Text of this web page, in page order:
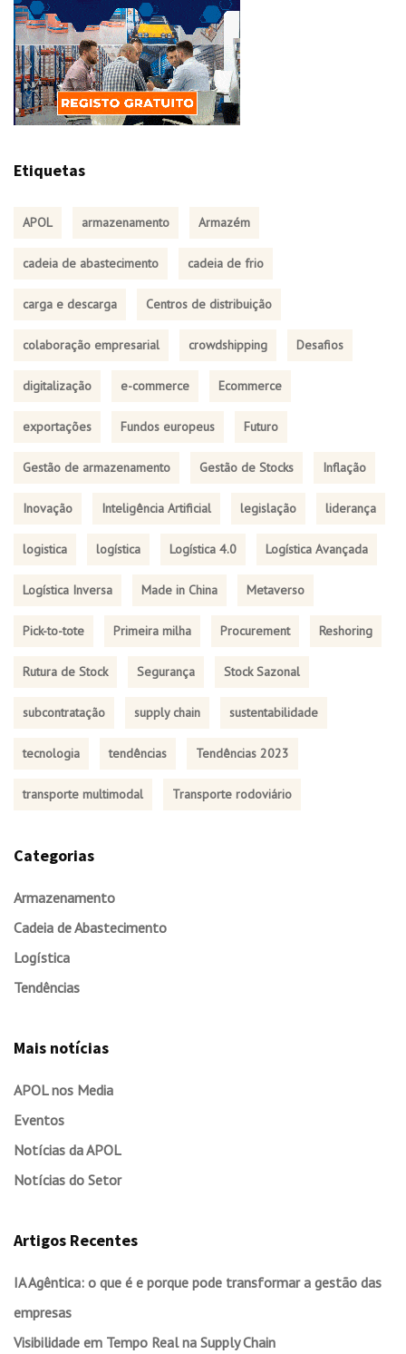
Etiquetas
APOL armazenamento Armazém
cadeia de abastecimento cadeia de frio
carga e descarga Centros de distribuição
colaboração empresarial crowdshipping Desafios
digitalização e-commerce Ecommerce
exportações Fundos europeus Futuro
Gestão de armazenamento Gestão de Stocks Inflação
Inovação Inteligência Artificial legislação liderança
logistica logística Logística 4.0 Logística Avançada
Logística Inversa Made in China Metaverso
Pick-to-tote Primeira milha Procurement Reshoring
Rutura de Stock Segurança Stock Sazonal
subcontratação supply chain sustentabilidade
tecnologia tendências Tendências 2023
transporte multimodal Transporte rodoviário
Categorias
Armazenamento
Cadeia de Abastecimento
Logística
Tendências
Mais notícias
APOL nos Media
Eventos
Notícias da APOL
Notícias do Setor
Artigos Recentes
IA Agêntica: o que é e porque pode transformar a gestão das
empresas
Visibilidade em Tempo Real na Supply Chain